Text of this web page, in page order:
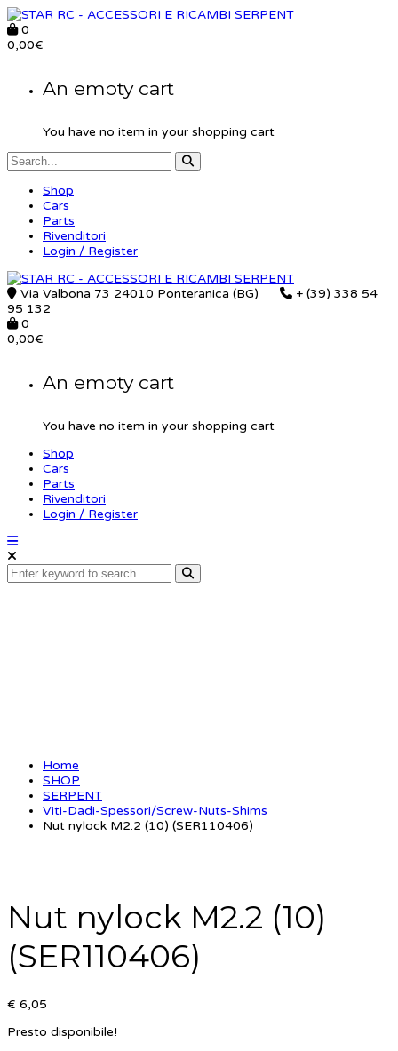
0
0,00€
An empty cart
You have no item in your shopping cart
Shop
Cars
Parts
Rivenditori
Login / Register
Via Valbona 73 24010 Ponteranica (BG)
+ (39) 338 54
95 132
0
0,00€
An empty cart
You have no item in your shopping cart
Shop
Cars
Parts
Rivenditori
Login / Register
Home
SHOP
SERPENT
Viti-Dadi-Spessori/Screw-Nuts-Shims
Nut nylock M2.2 (10) (SER110406)
Nut nylock M2.2 (10)
(SER110406)
€ 6,05
Presto disponibile!